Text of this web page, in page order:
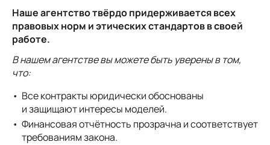
Наше агентство твёрдо придерживается всех
правовых норм и этических стандартов в своей
работе.
В нашем агентстве вы можете быть уверены в том,
что:
Все контракты юридически обоснованы
и защищают интересы моделей.
Финансовая отчётность прозрачна и соответствует
требованиям закона.